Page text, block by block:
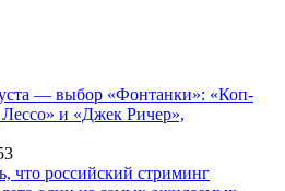
— выбор «Фонтанки»: «Коп-
Лессо» и «Джек Ричер»,
что российский стриминг